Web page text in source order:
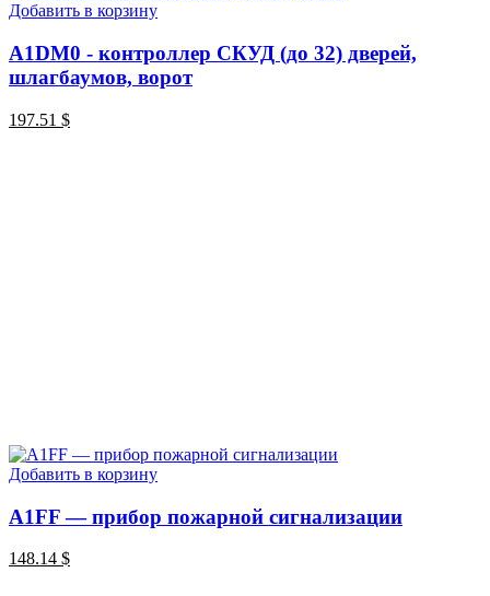
Добавить в корзину
A1DM0 - контроллер СКУД (до 32) дверей,
шлагбаумов, ворот
197.51 $
Добавить в корзину
A1FF — прибор пожарной сигнализации
148.14 $